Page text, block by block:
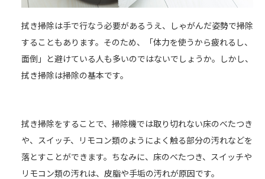
拭き掃除は手で行なう必要があるうえ、しゃがんだ姿勢で掃除
することもあります。そのため、「体力を使うから疲れるし、
面倒」と避けている人も多いのではないでしょうか。しかし、
拭き掃除は掃除の基本です。
拭き掃除をすることで、掃除機では取り切れない床のべたつき
や、スイッチ、リモコン類のようによく触る部分の汚れなどを
落とすことができます。ちなみに、床のべたつき、スイッチや
リモコン類の汚れは、皮脂や手垢の汚れが原因です。